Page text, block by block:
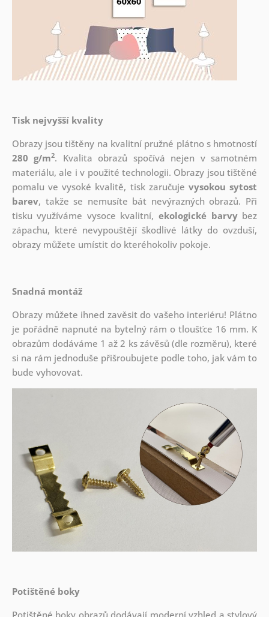
Tisk nejvyšší kvality
Obrazy jsou tištěny na kvalitní pružné plátno s hmotností
280 g/m2. Kvalita obrazů spočívá nejen v samotném
materiálu, ale i v použité technologii. Obrazy jsou tištěné
pomalu ve vysoké kvalitě, tisk zaručuje vysokou sytost
barev, takže se nemusíte bát nevýrazných obrazů. Při
tisku využíváme vysoce kvalitní,ekologické barvybez
zápachu, které nevypouštějí škodlivé látky do ovzduší,
obrazy můžete umístit do kteréhokoliv pokoje.
Snadná montáž
Obrazy můžete ihned zavěsit do vašeho interiéru! Plátno
je pořádně napnuté na bytelný rám o tloušťce 16 mm. K
obrazům dodáváme 1 až 2 ks závěsů (dle rozměru), které
si na rám jednoduše přišroubujete podle toho, jak vám to
bude vyhovovat.
Potištěné boky
Potištěné boky obrazů dodávají moderní vzhled a stylový